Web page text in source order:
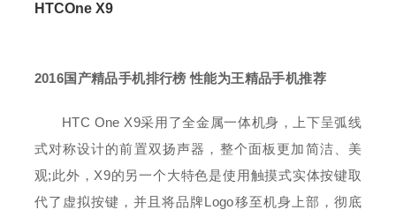
HTCOne X9
2016国产精品手机排行榜 性能为王精品手机推荐
HTC One X9采用了全金属一体机身，上下呈弧线
式对称设计的前置双扬声器，整个面板更加简洁、美
观;此外，X9的另一个大特色是使用触摸式实体按键取
代了虚拟按键，并且将品牌Logo移至机身上部，彻底